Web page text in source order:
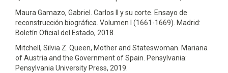
Maura Gamazo, Gabriel. Carlos II y su corte. Ensayo de
reconstrucción biográfica. Volumen I (1661-1669). Madrid:
Boletín Oficial del Estado, 2018.
Mitchell, Silvia Z. Queen, Mother and Stateswoman. Mariana
of Austria and the Government of Spain. Pensylvania:
Pensylvania University Press, 2019.